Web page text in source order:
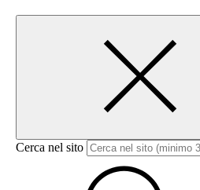
Cerca nel sito